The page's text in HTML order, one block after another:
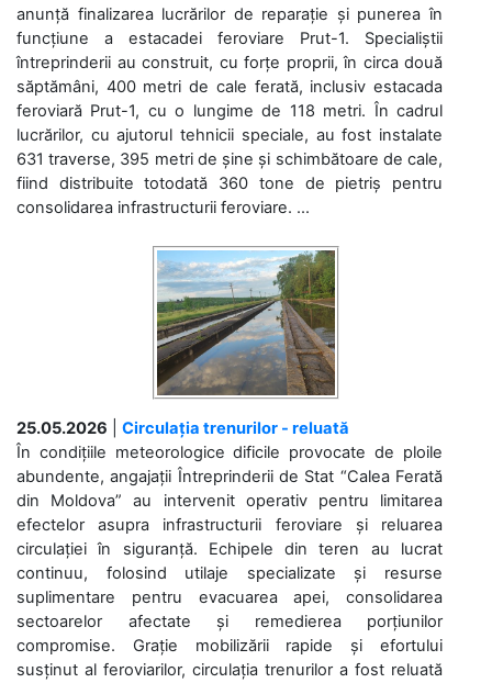
anunță finalizarea lucrărilor de reparație și punerea în
funcțiune a estacadei feroviare Prut-1. Specialiștii
întreprinderii au construit, cu forțe proprii, în circa două
săptămâni, 400 metri de cale ferată, inclusiv estacada
feroviară Prut-1, cu o lungime de 118 metri. În cadrul
lucrărilor, cu ajutorul tehnicii speciale, au fost instalate
631 traverse, 395 metri de șine și schimbătoare de cale,
fiind distribuite totodată 360 tone de pietriș pentru
consolidarea infrastructurii feroviare. ...
25.05.2026
Circulația trenurilor - reluată
În condițiile meteorologice dificile provocate de ploile
abundente, angajații Întreprinderii de Stat “Calea Ferată
din Moldova” au intervenit operativ pentru limitarea
efectelor asupra infrastructurii feroviare și reluarea
circulației în siguranță. Echipele din teren au lucrat
continuu, folosind utilaje specializate și resurse
suplimentare pentru evacuarea apei, consolidarea
sectoarelor afectate și remedierea porțiunilor
compromise. Grație mobilizării rapide și efortului
susținut al feroviarilor, circulația trenurilor a fost reluată